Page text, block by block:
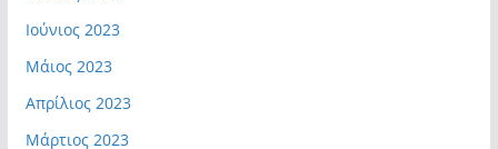
Ιούνιος 2023
Μάιος 2023
Απρίλιος 2023
Μάρτιος 2023